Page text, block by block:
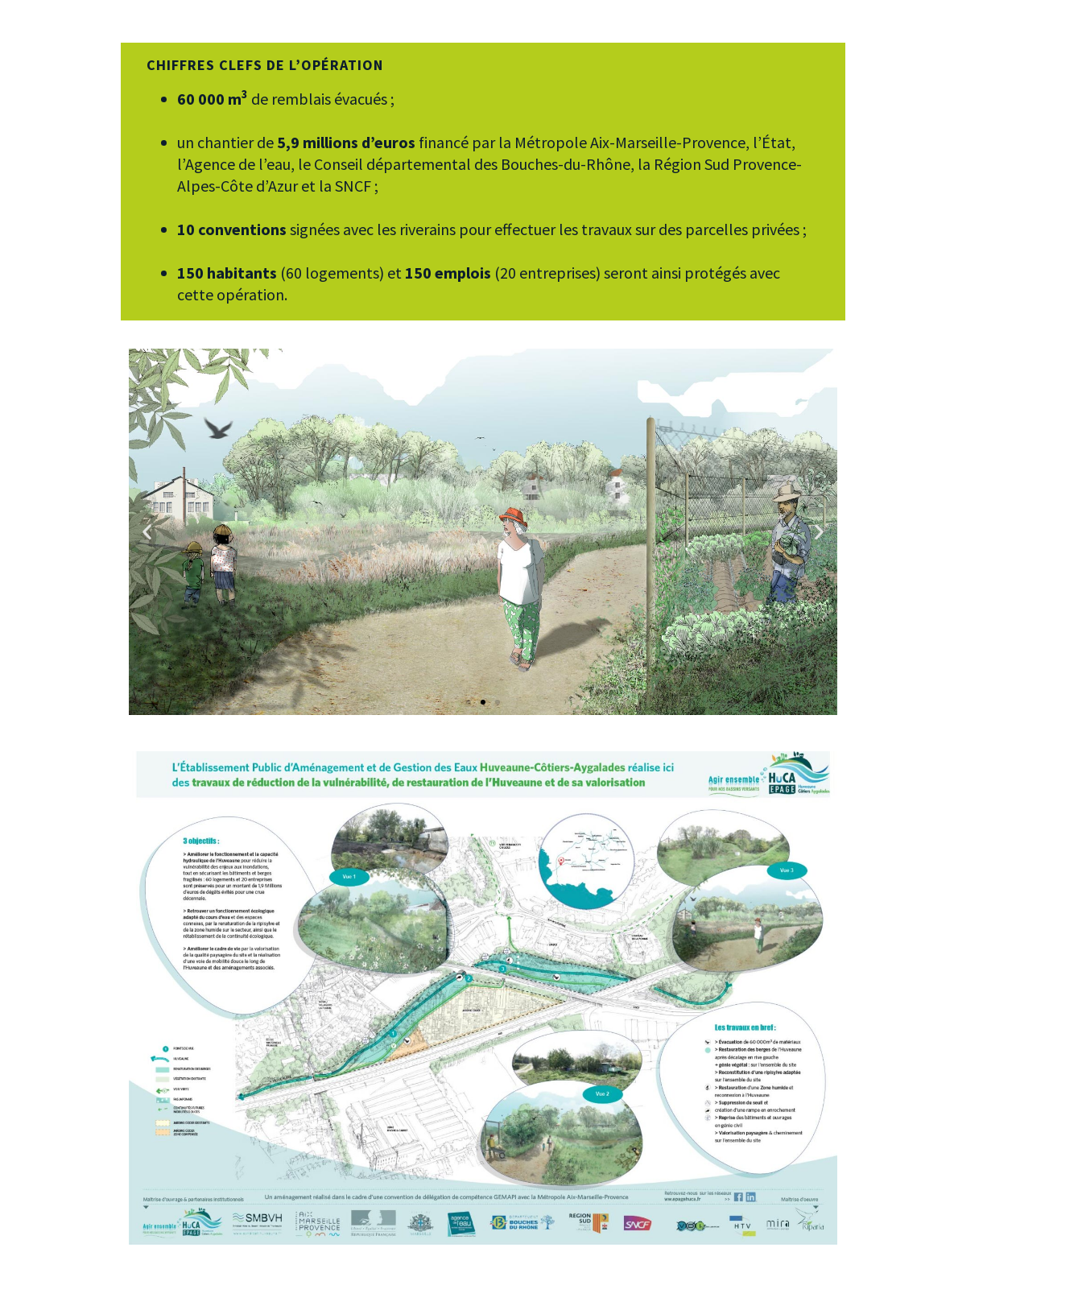
CHIFFRES CLEFS DE L’OPÉRATION
60 000 m3 de remblais évacués ;
un chantier de 5,9 millions d’euros financé par la Métropole Aix-Marseille-Provence, l’État,
l’Agence de l’eau, le Conseil départemental des Bouches-du-Rhône, la Région Sud Provence-
Alpes-Côte d’Azur et la SNCF ;
10 conventions signées avec les riverains pour effectuer les travaux sur des parcelles privées ;
150 habitants (60 logements) et 150 emplois (20 entreprises) seront ainsi protégés avec
cette opération.